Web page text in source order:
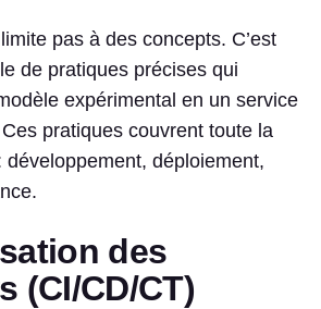
pas à des concepts. C’est
de pratiques précises qui
expérimental en un service
pratiques couvrent toute la
déploiement,
des
(CI/CD/CT)